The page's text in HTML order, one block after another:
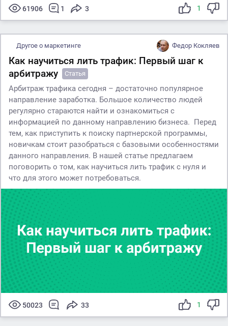
61906 1 3 1
Другое о маркетинге Федор Кокляев
Как научиться лить трафик: Первый шаг к
арбитражу
Статья
Арбитраж трафика сегодня – достаточно популярное
направление заработка. Большое количество людей
регулярно стараются найти и ознакомиться с
информацией по данному направлению бизнеса. Перед
тем, как приступить к поиску партнерской программы,
новичкам стоит разобраться с базовыми особенностями
данного направления. В нашей статье предлагаем
поговорить о том, как научиться лить трафик с нуля и
что для этого может потребоваться.
50023 33 1